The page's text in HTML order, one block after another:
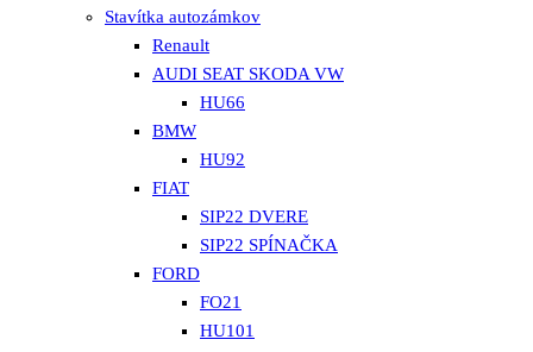
Stavítka autozámkov
Renault
AUDI SEAT SKODA VW
HU66
BMW
HU92
FIAT
SIP22 DVERE
SIP22 SPÍNAČKA
FORD
FO21
HU101